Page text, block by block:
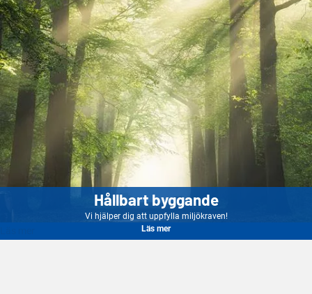
Hållbart byggande
Vi hjälper dig att uppfylla miljökraven!
Läs mer